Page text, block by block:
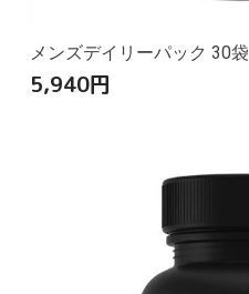
メンズデイリーパック 30袋
5,940円